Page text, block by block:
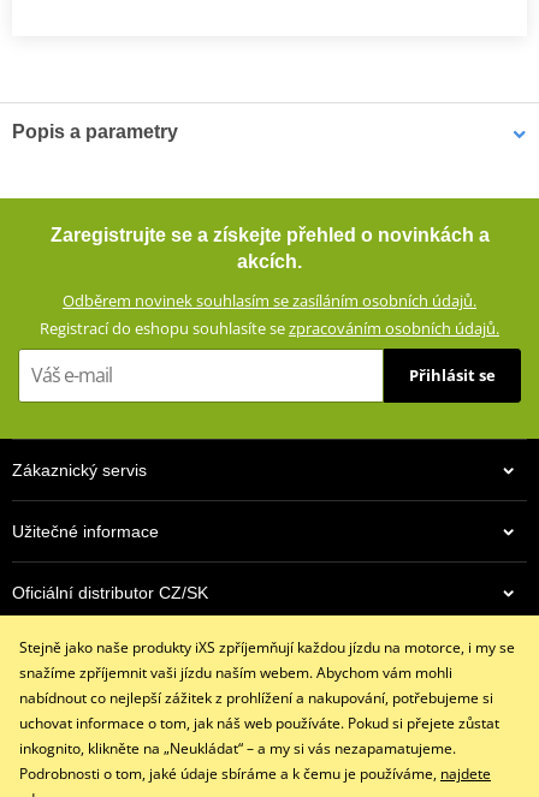
Popis a parametry
Pohodlné motocyklové džíny s rovným střihem. Tyto džíny
poskytují dostatečnou ochranu při jízdě na motocyklu díky
impaktních místech. Zároveň vypadají civilně a díky příměsi
elastanu skvěle padnou a příjemně se nosí.
Džíny s rovným střihem a 5 kapsami
Vnější materiál: 98% bavlna, 2% elastan
Podšívka: 100% polyester
40% polyester
Podšívka ze síťoviny od pasu ke kolenům
Výškově nastavitelné vyjímatelné CE certifikované chrániče
Džíny jsou z výroby opatřeny prémiovou impregnací
Huntsman®, která vydrží až 15 vyprání
PDF iXS SIZE
PDF iXS SIZE
PDF
Zaregistrujte se a získejte přehled o novinkách a
akcích.
Odběrem novinek souhlasím se zasíláním osobních údajů.
Registrací do eshopu souhlasíte sezpracováním osobních údajů.
Přihlásit se
Zákaznický servis
Užitečné informace
Oficiální distributor CZ/SK
Kontaktujte nás
info@ixs-motopoint.cz
Po - Pá (8:00 - 16:30)
Stejně jako naše produkty iXS zpříjemňují každou jízdu na motorce, i my se
snažíme zpříjemnit vaši jízdu naším webem. Abychom vám mohli
nabídnout co nejlepší zážitek z prohlížení a nakupování, potřebujeme si
uchovat informace o tom, jak náš web používáte. Pokud si přejete zůstat
inkognito, klikněte na „Neukládat“ – a my si vás nezapamatujeme.
Podrobnosti o tom, jaké údaje sbíráme a k čemu je používáme, najdete